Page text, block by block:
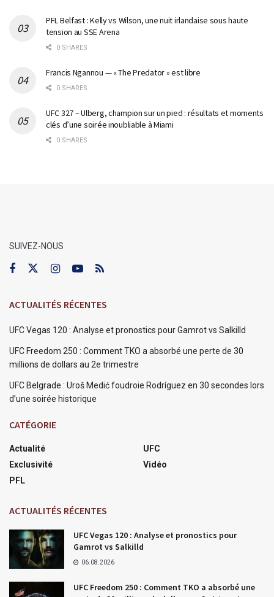
PFL Belfast : Kelly vs Wilson, une nuit irlandaise sous haute
tension au SSE Arena
0 SHARES
Francis Ngannou — « The Predator » est libre
0 SHARES
UFC 327 – Ulberg, champion sur un pied : résultats et moments
clés d’une soirée inoubliable à Miami
0 SHARES
SUIVEZ-NOUS
ACTUALITÉS RÉCENTES
UFC Vegas 120 : Analyse et pronostics pour Gamrot vs Salkilld
UFC Freedom 250 : Comment TKO a absorbé une perte de 30
millions de dollars au 2e trimestre
UFC Belgrade : Uroš Medić foudroie Rodríguez en 30 secondes lors
d’une soirée historique
CATÉGORIE
Actualité
Exclusivité
PFL
UFC
Vidéo
ACTUALITÉS RÉCENTES
UFC Vegas 120 : Analyse et pronostics pour
Gamrot vs Salkilld
06.08.2026
UFC Freedom 250 : Comment TKO a absorbé une